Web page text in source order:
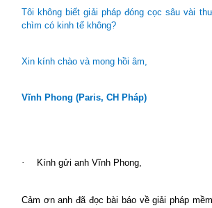
Tôi không biết giải pháp đóng cọc sâu vài
chìm có kinh tế không?
Xin kính chào và mong hồi âm,
Vĩnh Phong (Paris, CH Pháp)
· Kính gửi anh Vĩnh Phong,
Cảm ơn anh đã đọc bài báo về giải pháp